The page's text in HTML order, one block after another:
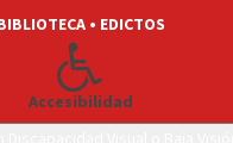
• EDICTOS
Accesibilidad